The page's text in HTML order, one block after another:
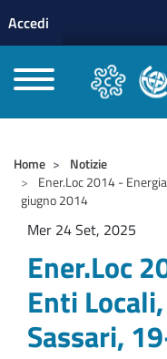
profilo utente
Accedi
Home
Notizie
Ener.Loc 2014 -
giugno 2014
Mer 24 Set, 2025
Ener.Loc
Enti
Sassari,